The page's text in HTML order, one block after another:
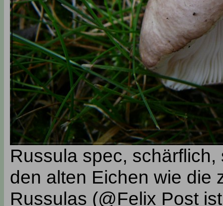
Russula spec,
den alten Eichen wie die
Russulas (@Felix Post